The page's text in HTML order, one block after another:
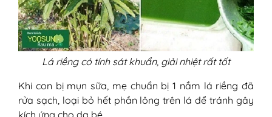
Lá riềng có tính sát khuẩn, giải nhiệt rất tốt
Khi con bị mụn sữa, mẹ chuẩn bị 1 nắm lá riềng đã
rửa sạch, loại bỏ hết phần lông trên lá để tránh gây
kích ứng cho da bé.